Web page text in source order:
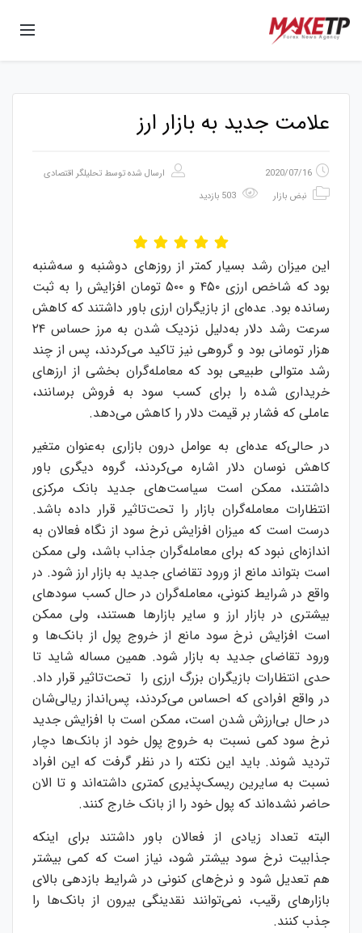
علامت جدید به بازار ارز
2020/07/16 ارسال شده توسط تحلیلگر اقتصادی
نبض بازار
این میزان رشد بسیار کمتر از روزهای دوشنبه و سه‌شنبه
بود که شاخص ارزی ۴۵۰ و ۵۰۰ تومان افزایش را به ثبت
رسانده بود. عده‌ای از بازیگران ارزی باور داشتند که کاهش
سرعت رشد دلار به‌دلیل نزدیک شدن به مرز حساس ۲۴
هزار تومانی بود و گروهی نیز تاکید می‌کردند، پس از چند
رشد متوالی طبیعی بود که معامله‌گران بخشی از ارزهای
خریداری شده را برای کسب سود به فروش برسانند،
عاملی که فشار بر قیمت دلار را کاهش می‌دهد.
در حالی‌که عده‌ای به عوامل درون بازاری به‌عنوان متغیر
کاهش نوسان دلار اشاره می‌کردند، گروه دیگری باور
داشتند، ممکن است سیاست‌های جدید بانک مرکزی
انتظارات معامله‌گران بازار را تحت‌تاثیر قرار داده باشد.
درست است که میزان افزایش نرخ سود از نگاه فعالان به
اندازه‌ای نبود که برای معامله‌گران جذاب باشد، ولی ممکن
است بتواند مانع از ورود تقاضای جدید به بازار ارز شود. در
واقع در شرایط کنونی، معامله‌گران در حال کسب سودهای
بیشتری در بازار ارز و سایر بازارها هستند، ولی ممکن
است افزایش نرخ سود مانع از خروج پول از بانک‌ها و
ورود تقاضای جدید به بازار شود. همین مساله شاید تا
حدی انتظارات بازیگران بزرگ ارزی را تحت‌تاثیر قرار داد.
در واقع افرادی که احساس می‌کردند، پس‌انداز ریالی‌شان
در حال بی‌ارزش شدن است، ممکن است با افزایش جدید
نرخ سود کمی نسبت به خروج پول خود از بانک‌ها دچار
تردید شوند. باید این نکته را در نظر گرفت که این افراد
نسبت به سایرین ریسک‌پذیری کمتری داشته‌اند و تا الان
حاضر نشده‌اند که پول خود را از بانک خارج کنند.
البته تعداد زیادی از فعالان باور داشتند برای اینکه
جذابیت نرخ سود بیشتر شود، نیاز است که کمی بیشتر
هم تعدیل شود و نرخ‌های کنونی در شرایط بازدهی بالای
بازارهای رقیب، نمی‌توانند نقدینگی بیرون از بانک‌ها را
جذب کنند.